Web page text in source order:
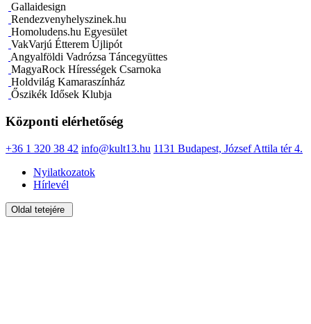
Gallaidesign
Rendezvenyhelyszinek.hu
Homoludens.hu Egyesület
VakVarjú Étterem Újlipót
Angyalföldi Vadrózsa Táncegyüttes
MagyaRock Hírességek Csarnoka
Holdvilág Kamaraszínház
Őszikék Idősek Klubja
Központi elérhetőség
+36 1 320 38 42 info@kult13.hu 1131 Budapest, József Attila tér 4.
Nyilatkozatok
Hírlevél
Oldal tetejére